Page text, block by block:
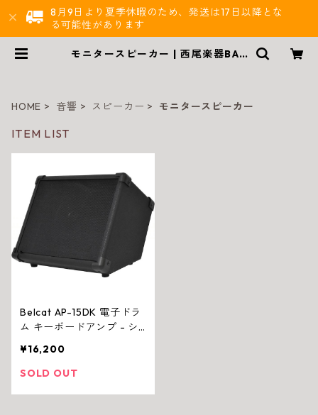
8月9日より夏季休暇のため、発送は17日以降とな
る可能性があります
モニタースピーカー | 西尾楽器BAS
HOME 音響 スピーカー モニタースピーカー
ITEM LIST
Belcat AP-15DK 電子ドラ
ム キーボードアンプ - シ
子楽器用多目的
¥16,200
SOLD OUT